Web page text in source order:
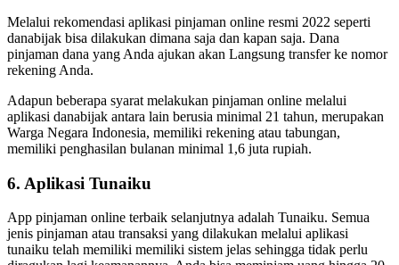
Melalui rekomendasi aplikasi pinjaman online resmi 2022 seperti
danabijak bisa dilakukan dimana saja dan kapan saja. Dana
pinjaman dana yang Anda ajukan akan Langsung transfer ke nomor
rekening Anda.
Adapun beberapa syarat melakukan pinjaman online melalui
aplikasi danabijak antara lain berusia minimal 21 tahun, merupakan
Warga Negara Indonesia, memiliki rekening atau tabungan,
memiliki penghasilan bulanan minimal 1,6 juta rupiah.
6. Aplikasi Tunaiku
App pinjaman online terbaik selanjutnya adalah Tunaiku. Semua
jenis pinjaman atau transaksi yang dilakukan melalui aplikasi
tunaiku telah memiliki memiliki sistem jelas sehingga tidak perlu